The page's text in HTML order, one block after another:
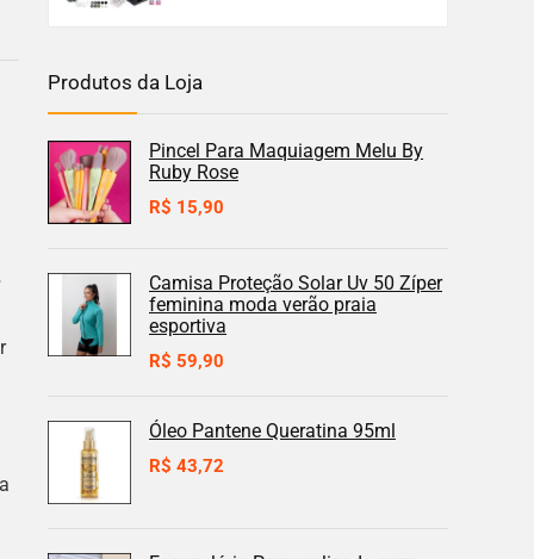
Produtos da Loja
Pincel Para Maquiagem Melu By
Ruby Rose
R$ 15,90
Camisa Proteção Solar Uv 50 Zíper
feminina moda verão praia
esportiva
R$ 59,90
Óleo Pantene Queratina 95ml
R$ 43,72